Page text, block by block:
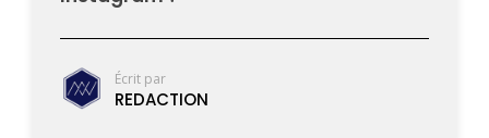
Écrit par
REDACTION